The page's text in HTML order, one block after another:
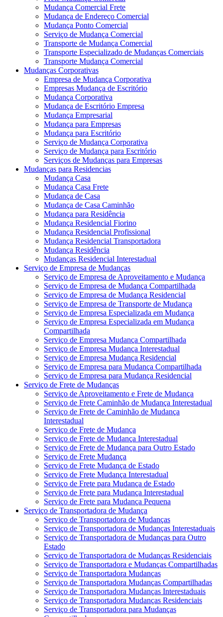
Mudança Comercial Frete
Mudança de Endereço Comercial
Mudança Ponto Comercial
Serviço de Mudança Comercial
Transporte de Mudança Comercial
Transporte Especializado de Mudanças Comerciais
Transporte Mudança Comercial
Mudanças Corporativas
Empresa de Mudança Corporativa
Empresas Mudança de Escritório
Mudança Corporativa
Mudança de Escritório Empresa
Mudança Empresarial
Mudança para Empresas
Mudança para Escritório
Serviço de Mudança Corporativa
Serviço de Mudança para Escritório
Serviços de Mudanças para Empresas
Mudanças para Residencias
Mudança Casa
Mudança Casa Frete
Mudança de Casa
Mudança de Casa Caminhão
Mudança para Residência
Mudança Residencial Fiorino
Mudança Residencial Profissional
Mudança Residencial Transportadora
Mudança Residência
Mudanças Residencial Interestadual
Serviço de Empresa de Mudanças
Serviço de Empresa de Aproveitamento e Mudança
Serviço de Empresa de Mudança Compartilhada
Serviço de Empresa de Mudança Residencial
Serviço de Empresa de Transporte de Mudança
Serviço de Empresa Especializada em Mudança
Serviço de Empresa Especializada em Mudança
Compartilhada
Serviço de Empresa Mudança Compartilhada
Serviço de Empresa Mudança Interestadual
Serviço de Empresa Mudança Residencial
Serviço de Empresa para Mudança Compartilhada
Serviço de Empresa para Mudança Residencial
Serviço de Frete de Mudanças
Serviço de Aproveitamento e Frete de Mudança
Serviço de Frete Caminhão de Mudança Interestadual
Serviço de Frete de Caminhão de Mudança
Interestadual
Serviço de Frete de Mudança
Serviço de Frete de Mudança Interestadual
Serviço de Frete de Mudança para Outro Estado
Serviço de Frete Mudança
Serviço de Frete Mudança de Estado
Serviço de Frete Mudança Interestadual
Serviço de Frete para Mudança de Estado
Serviço de Frete para Mudança Interestadual
Serviço de Frete para Mudança Pequena
Serviço de Transportadora de Mudança
Serviço de Transportadora de Mudanças
Serviço de Transportadora de Mudanças Interestaduais
Serviço de Transportadora de Mudanças para Outro
Estado
Serviço de Transportadora de Mudanças Residenciais
Serviço de Transportadora e Mudanças Compartilhadas
Serviço de Transportadora Mudanças
Serviço de Transportadora Mudanças Compartilhadas
Serviço de Transportadora Mudanças Interestaduais
Serviço de Transportadora Mudanças Residenciais
Serviço de Transportadora para Mudanças